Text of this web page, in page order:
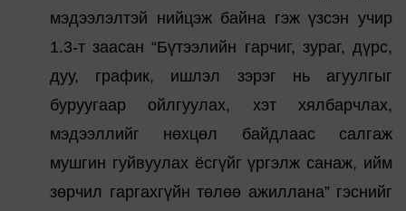
мэдээлэлтэй нийцэж байна гэж үзсэн учир
1.3-т заасан “Бүтээлийн гарчиг, зураг, дүрс,
дуу, график, ишлэл зэрэг нь агуулгыг
буруугаар ойлгуулах, хэт хялбарчлах,
мэдээллийг нөхцөл байдлаас салгаж
мушгин гуйвуулах ёсгүйг үргэлж санаж, ийм
зөрчил гаргахгүйн төлөө ажиллана” гэснийг